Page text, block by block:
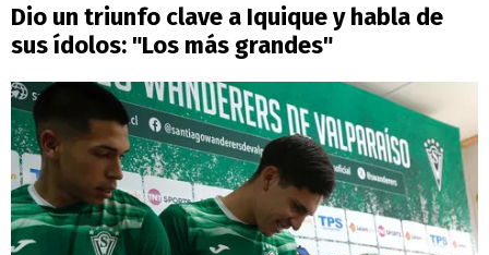
Dio un triunfo clave a Iquique y habla de
sus ídolos: "Los más grandes"